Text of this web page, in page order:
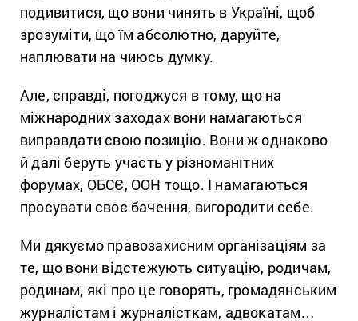
подивитися, що вони чинять в Україні, щоб
зрозуміти, що їм абсолютно, даруйте,
наплювати на чиюсь думку.
Але, справді, погоджуся в тому, що на
міжнародних заходах вони намагаються
виправдати свою позицію. Вони ж однаково
й далі беруть участь у різноманітних
форумах, ОБСЄ, ООН тощо. І намагаються
просувати своє бачення, вигородити себе.
Ми дякуємо правозахисним організаціям за
те, що вони відстежують ситуацію, родичам,
родинам, які про це говорять, громадянським
журналістам і журналісткам, адвокатам…